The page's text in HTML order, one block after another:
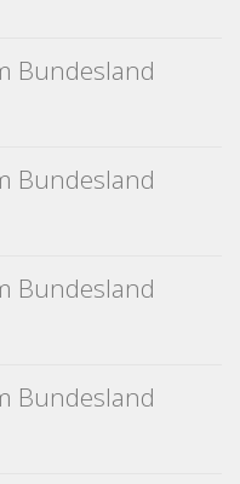
Bundesland
Bundesland
Bundesland
Bundesland